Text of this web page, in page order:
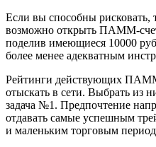
Если вы способны рисковать,
возможно открыть ПАММ-
поделив имеющиеся 10000
более менее адекватным
Рейтинги действующих
отыскать в сети. Выбрать из
задача №1. Предпочтение
отдавать самые успешным
и маленьким торговым